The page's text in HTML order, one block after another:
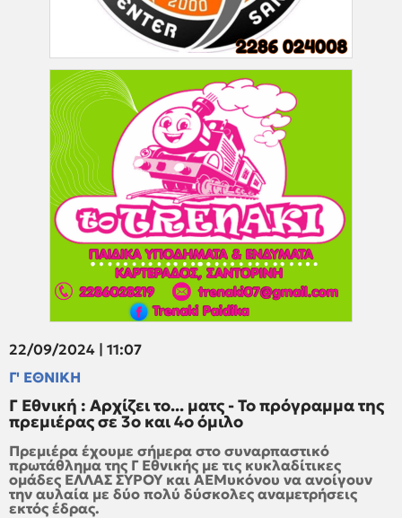
22/09/2024 | 11:07
Γ' ΕΘΝΙΚΗ
Γ Εθνική : Αρχίζει το... ματς - Το πρόγραμμα της
πρεμιέρας σε 3ο και 4ο όμιλο
Πρεμιέρα έχουμε σήμερα στο συναρπαστικό
πρωτάθλημα της Γ Εθνικής με τις κυκλαδίτικες
ομάδες ΕΛΛΑΣ ΣΥΡΟΥ και ΑΕΜυκόνου να ανοίγουν
την αυλαία με δύο πολύ δύσκολες αναμετρήσεις
εκτός έδρας.